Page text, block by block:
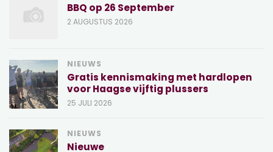
BBQ op 26 September
2 AUGUSTUS 2026
NIEUWS
Gratis kennismaking met hardlopen
voor Haagse vijftig plussers
25 JULI 2026
NIEUWS
Nieuwe